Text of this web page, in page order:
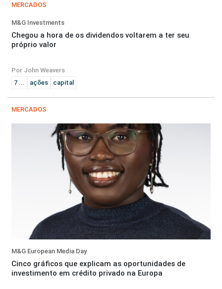
MERCADOS
M&G Investments
Chegou a hora de os dividendos voltarem a ter seu
próprio valor
Por John Weavers
7 ...
ações capital
MERCADOS
M&G European Media Day
Cinco gráficos que explicam as oportunidades de
investimento em crédito privado na Europa